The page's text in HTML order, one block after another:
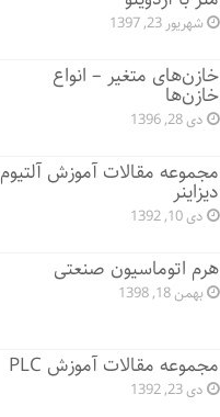
شهریور 23, 1397
خازن‌های متغیر – انواع
خازن‌ها
دی 28, 1396
مجموعه مقالات آموزش آلتیوم
دیزاینر
دی 10, 1392
هرم اتوماسیون صنعتی
بهمن 18, 1398
مجموعه مقالات آموزش PLC
دی 23, 1392